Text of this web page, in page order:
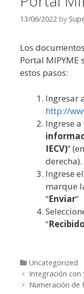
13/06/2022 by
Los
Portal MIPYME
estos pasos:
Ingresar a
http://
Ingrese
IECV)”
derecha).
Ingrese
marque
“Enviar“
“
Categories
Uncategorized
Post navigation
Integración con
Numeración de